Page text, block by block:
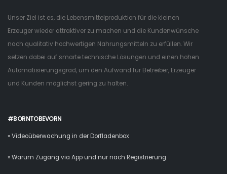
Unser Ziel ist es, die Lebensmittelproduktion für die kleinen
Erzeuger wieder attraktiver zu machen und die Kundenwünsche
nach qualitativ hochwertigen Nahrungsmitteln zu erfüllen. Wir
setzen dabei auf smarte technische Lösungen und einen hohen
Automatisierungsgrad, um den Aufwand für Betreiber, Erzeuger
und Kunden möglichst gering zu halten.
#BORNTOBEVORN
» Videoüberwachung in der Dorfladenbox
» Warum Zugang via App und nur nach Registrierung